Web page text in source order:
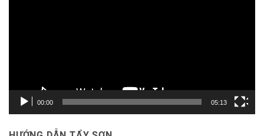
00:00 05:13